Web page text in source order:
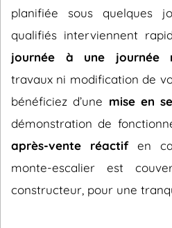
planifiée sous quelques
qualifiés interviennent
journée à une journée
travaux ni modification de
bénéficiez d’une mise en
démonstration de
après-vente réactifen
monte-escalier est
constructeur, pour une